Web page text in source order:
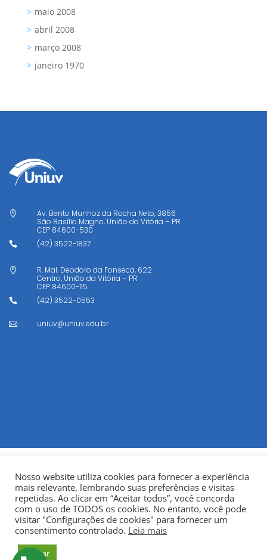
maio 2008
abril 2008
março 2008
janeiro 1970

Av. Bento Munhoz da Rocha Neto, 3856
São Basílio Magno, União da Vitória – PR
CEP 84600-530
 (42) 3522-1837

R. Mal. Deodoro da Fonseca, 622
Centro, União da Vitória – PR
CEP 84600-115
 (42) 3522-0553
 uniuv@uniuv.edu.br
© Copyright 2022Fundação Municipal Centro Universitário
da Cidade de União da Vitória – UNIUV
Nosso website utiliza cookies para fornecer a experiência
mais relevante, lembrando suas preferências e visitas
repetidas. Ao clicar em “Aceitar todos”, você concorda
com o uso de TODOS os cookies. No entanto, você pode
visitar "Configurações de cookies" para fornecer um
consentimento controlado. Leia mais
Aceitar